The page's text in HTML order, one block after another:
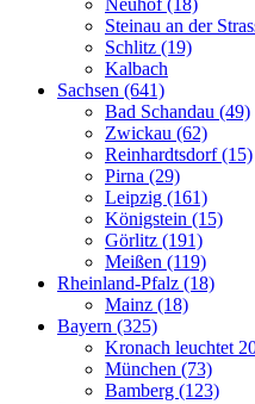
Neuhof (18)
Steinau an der
Schlitz (19)
Kalbach
Sachsen (641)
Bad Schandau (49)
Zwickau (62)
Reinhardtsdorf (15)
Pirna (29)
Leipzig (161)
Königstein (15)
Görlitz (191)
Meißen (119)
Rheinland-Pfalz (18)
Mainz (18)
Bayern (325)
Kronach leuchtet
München (73)
Bamberg (123)